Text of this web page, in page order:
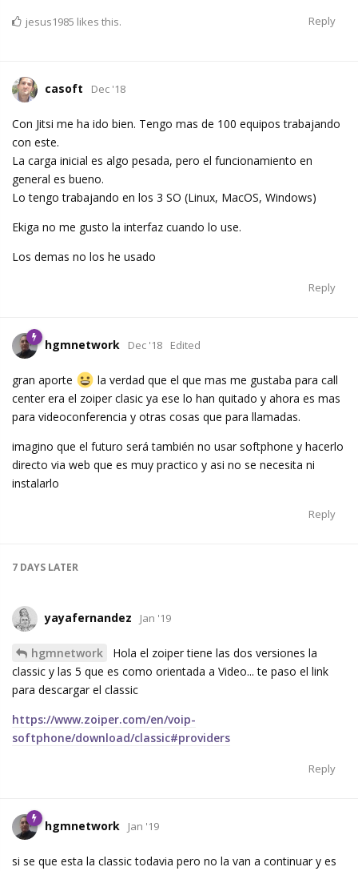
Reply
jesus1985 likes this.
casoft Dec '18
Con Jitsi me ha ido bien. Tengo mas de 100 equipos trabajando
con este.
La carga inicial es algo pesada, pero el funcionamiento en
general es bueno.
Lo tengo trabajando en los 3 SO (Linux, MacOS, Windows)
Ekiga no me gusto la interfaz cuando lo use.
Los demas no los he usado
Reply
hgmnetwork Dec '18 Edited
gran aporte
la verdad que el que mas me gustaba para call
center era el zoiper clasic ya ese lo han quitado y ahora es mas
para videoconferencia y otras cosas que para llamadas.
imagino que el futuro será también no usar softphone y hacerlo
directo via web que es muy practico y asi no se necesita ni
instalarlo
Reply
7 DAYS LATER
yayafernandez Jan '19
hgmnetwork
Hola el zoiper tiene las dos versiones la
classic y las 5 que es como orientada a Video... te paso el link
para descargar el classic
https://www.zoiper.com/en/voip-
softphone/download/classic#providers
Reply
hgmnetwork Jan '19
si se que esta la classic todavia pero no la van a continuar y es